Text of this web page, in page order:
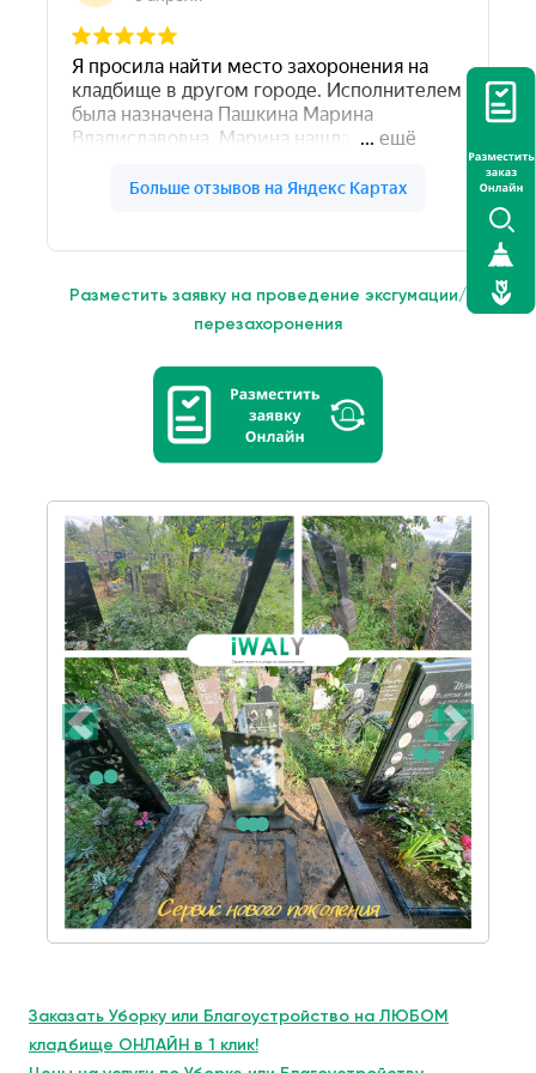
Разместить заявку на проведение эксгумации/
перезахоронения
Заказать Уборку или Благоустройство на ЛЮБОМ
кладбище ОНЛАЙН в 1 клик!